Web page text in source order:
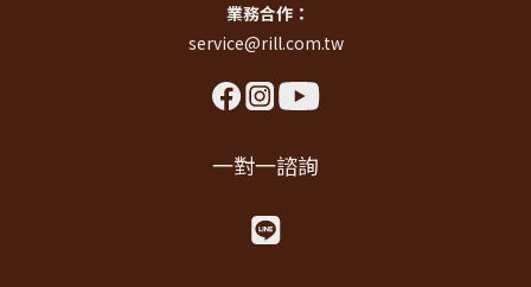
業務合作：
service@rill.com.tw
一對一諮詢